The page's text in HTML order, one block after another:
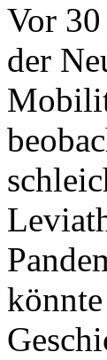
Vor
der